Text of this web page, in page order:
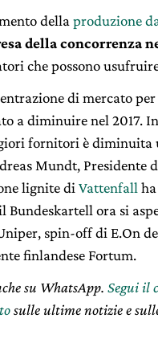
dellaproduzione
della concorrenza
che possono
di mercato
a diminuire nel 2017.
fornitori è diminuita
Mundt, Presidente
lignite diVattenfall
Bundeskartell ora si
spin-off di E.On
finlandese Fortum.
su WhatsApp. Segui il
sulle ultime notizie e